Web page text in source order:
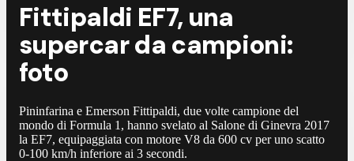
Fittipaldi EF7, una
supercar da campioni:
foto
Pininfarina e Emerson Fittipaldi, due volte campione del
mondo di Formula 1, hanno svelato al Salone di Ginevra 2017
la EF7, equipaggiata con motore V8 da 600 cv per uno scatto
0-100 km/h inferiore ai 3 secondi.